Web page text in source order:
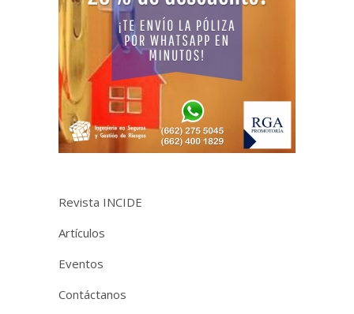
Revista INCIDE
Artículos
Eventos
Contáctanos